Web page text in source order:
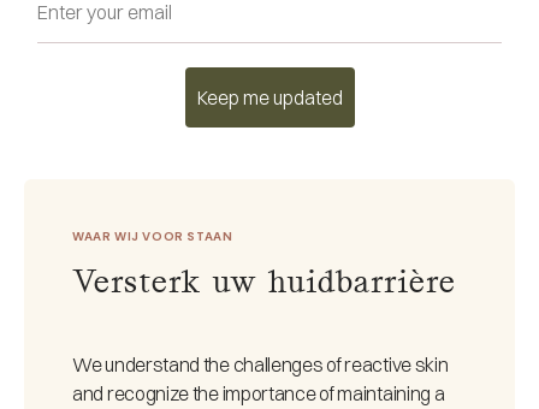
Keep me updated
WAAR WIJ VOOR STAAN
Versterk uw huidbarrière
We understand the challenges of reactive skin
and recognize the importance of maintaining a